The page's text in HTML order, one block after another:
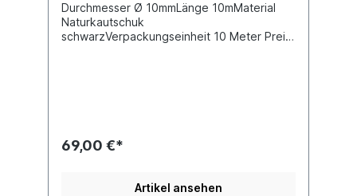
Durchmesser Ø 10mmLänge 10mMaterial
Naturkautschuk
schwarzVerpackungseinheit 10 Meter Preis
69,00 €*
Artikel ansehen